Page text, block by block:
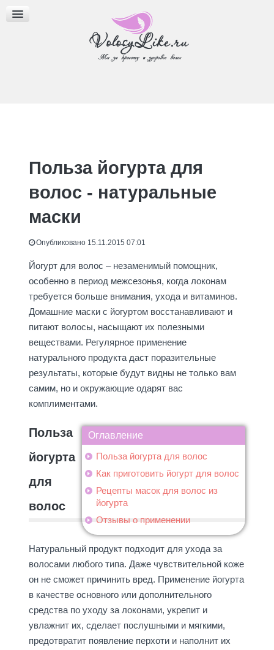
МАСЛА ДЛЯ ВОЛОС
Польза йогурта для
волос - натуральные
маски
Опубликовано 15.11.2015 07:01
Йогурт для волос – незаменимый помощник,
особенно в период межсезонья, когда локонам
требуется больше внимания, ухода и витаминов.
Домашние маски с йогуртом восстанавливают и
питают волосы, насыщают их полезными
веществами. Регулярное применение
натурального продукта даст поразительные
результаты, которые будут видны не только вам
самим, но и окружающие одарят вас
комплиментами.
Оглавление
Польза йогурта для волос
Как приготовить йогурт для волос
Рецепты масок для волос из
йогурта
Отзывы о применении
Польза
йогурта
для
волос
Натуральный продукт подходит для ухода за
волосами любого типа. Даже чувствительной коже
он не сможет причинить вред. Применение йогурта
в качестве основного или дополнительного
средства по уходу за локонами, укрепит и
увлажнит их, сделает послушными и мягкими,
предотвратит появление перхоти и наполнит их